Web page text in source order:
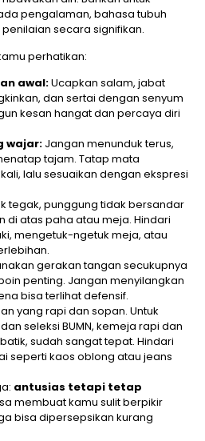
pengalaman, bahasa tubuh
secara signifikan.
perhatikan:
awal:Ucapkan salam, jabat
dan sertai dengan senyum
kesan hangat dan percaya diri
wajar: Jangan menunduk terus,
tajam. Tatap mata
lalu sesuaikan dengan ekspresi
tegak, punggung tidak bersandar
di atas paha atau meja. Hindari
mengetuk-ngetuk meja, atau
gerakan tangan secukupnya
penting. Jangan menyilangkan
bisa terlihat defensif.
yang rapi dan sopan. Untuk
seleksi BUMN, kemeja rapi dan
sudah sangat tepat. Hindari
seperti kaos oblong atau jeans
antusias tetapi tetap
membuat kamu sulit berpikir
bisa dipersepsikan kurang